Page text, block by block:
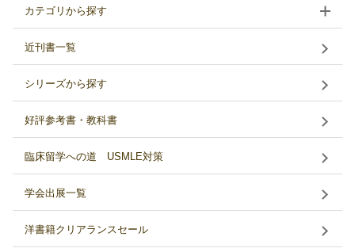
カテゴリから探す
近刊書一覧
シリーズから探す
好評参考書・教科書
臨床留学への道 USMLE対策
学会出展一覧
洋書籍クリアランスセール